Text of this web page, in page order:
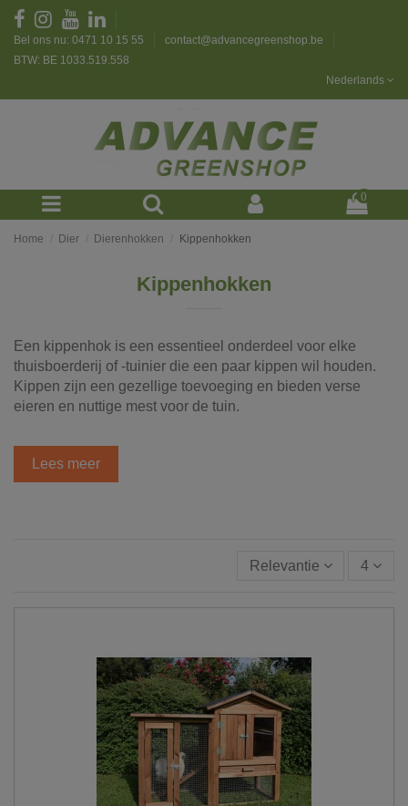
Bel ons nu: 0471 10 15 55
contact@advancegreenshop.be
BTW: BE 1033.519.558
Nederlands
0
Home Dier Dierenhokken Kippenhokken
Kippenhokken
Een kippenhok is een essentieel onderdeel voor elke
thuisboerderij of -tuinier die een paar kippen wil houden.
Kippen zijn een gezellige toevoeging en bieden verse
eieren en nuttige mest voor de tuin.
Lees meer
Relevantie 4